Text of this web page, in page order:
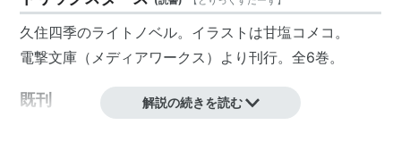
久住四季のライトノベル。イラストは甘塩コメコ 。
電撃文庫（メディアワークス）より刊行。全6巻。
既刊 解説の続きを読む